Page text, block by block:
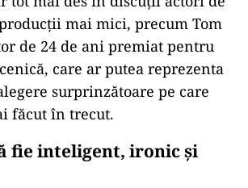
mai mici, precum Tom
de 24 de ani premiat pentru
care ar putea reprezenta
surprinzătoare pe care
făcut în trecut.
fie inteligent, ironic și